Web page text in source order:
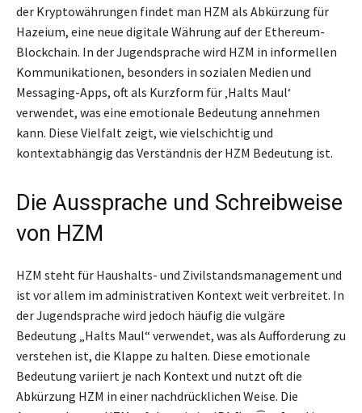
der Kryptowährungen findet man HZM als Abkürzung für
Hazeium, eine neue digitale Währung auf der Ethereum-
Blockchain. In der Jugendsprache wird HZM in informellen
Kommunikationen, besonders in sozialen Medien und
Messaging-Apps, oft als Kurzform für ‚Halts Maul‘
verwendet, was eine emotionale Bedeutung annehmen
kann. Diese Vielfalt zeigt, wie vielschichtig und
kontextabhängig das Verständnis der HZM Bedeutung ist.
Die Aussprache und Schreibweise
von HZM
HZM steht für Haushalts- und Zivilstandsmanagement und
ist vor allem im administrativen Kontext weit verbreitet. In
der Jugendsprache wird jedoch häufig die vulgäre
Bedeutung „Halts Maul“ verwendet, was als Aufforderung zu
verstehen ist, die Klappe zu halten. Diese emotionale
Bedeutung variiert je nach Kontext und nutzt oft die
Abkürzung HZM in einer nachdrücklichen Weise. Die